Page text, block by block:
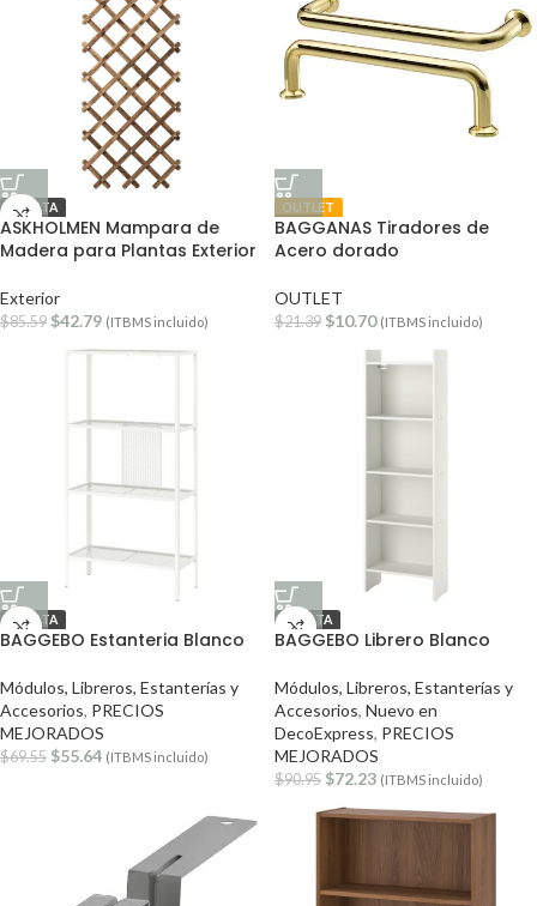
OFERTA
ASKHOLMEN Mampara de
Madera para Plantas Exterior
Exterior
$85.59 $42.79 (ITBMS incluido)
OUTLET
BAGGANAS Tiradores de
Acero dorado
OUTLET
$21.39 $10.70 (ITBMS incluido)
OFERTA
BAGGEBO Estanteria Blanco
Módulos, Libreros, Estanterías y
Accesorios, PRECIOS
MEJORADOS
$69.55 $55.64 (ITBMS incluido)
OFERTA
BAGGEBO Librero Blanco
Módulos, Libreros, Estanterías y
Accesorios, Nuevo en
DecoExpress, PRECIOS
MEJORADOS
$90.95 $72.23 (ITBMS incluido)